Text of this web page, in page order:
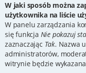
W jaki sposób można
użytkownika na liście
W panelu zarządzania
się funkcja Nie pokazuj
zaznaczając Tak. Nazwa
administratorów,
witrynie będzie